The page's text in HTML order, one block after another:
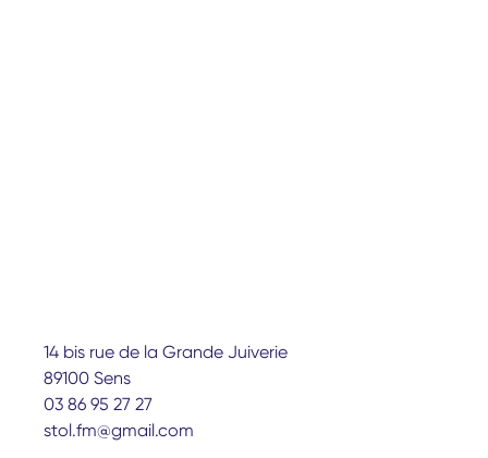
14 bis rue de la Grande Juiverie
89100 Sens
03 86 95 27 27
stol.fm@gmail.com